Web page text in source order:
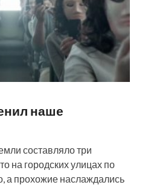
наше
составляло три
на городских улицах по
а прохожие наслаждались